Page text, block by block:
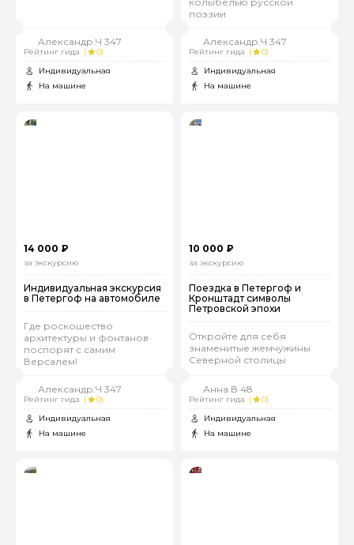
Александр.Ч 347
Рейтинг гида (
0)
Индивидуальная
На машине
поэзии
Александр.Ч 347
Рейтинг гида (
0)
Индивидуальная
На машине
14 000 ₽
за экскурсию
Индивидуальная экскурсия
в Петергоф на автомобиле
Где роскошество
архитектуры и фонтанов
поспорят с самим
Версалем!
Александр.Ч 347
Рейтинг гида (
0)
Индивидуальная
На машине
10 000 ₽
за экскурсию
Поездка в Петергоф и
Кронштадт символы
Петровской эпохи
Откройте для себя
знаменитые жемчужины
Северной столицы
Анна.В 48
Рейтинг гида (
0)
Индивидуальная
На машине